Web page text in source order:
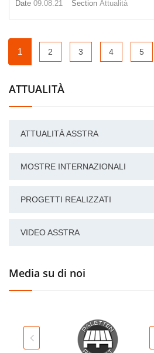
Date 09.08.21 Section Attualità
1 2 3 4 5
ATTUALITÀ
ATTUALITÀ ASSTRA
MOSTRE INTERNAZIONALI
PROGETTI REALIZZATI
VIDEO ASSTRA
Media su di noi